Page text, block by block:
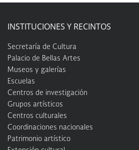
INSTITUCIONES Y RECINTOS
Secretaría de Cultura
Palacio de Bellas Artes
Museos y galerías
Escuelas
Centros de investigación
Grupos artísticos
Centros culturales
Coordinaciones nacionales
Patrimonio artístico